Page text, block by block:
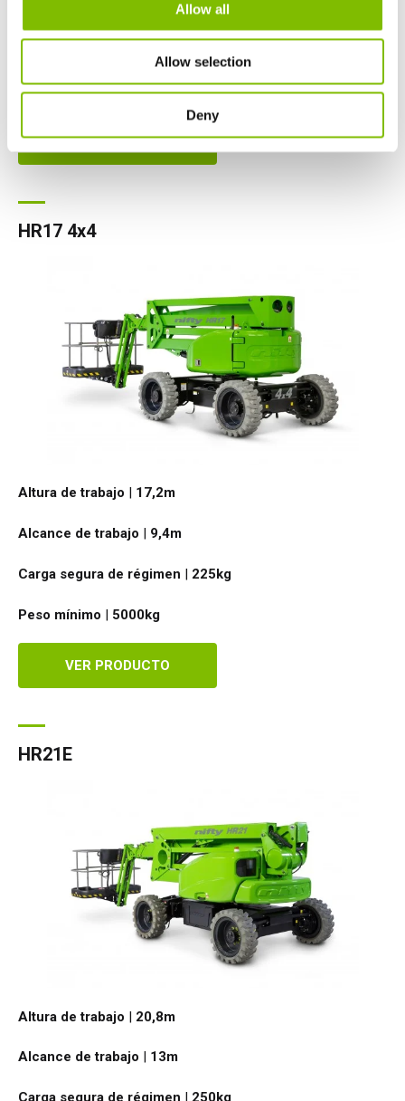
Allow all
Allow selection
Deny
m
Peso mínimo|4970kg
VER PRODUCTO
HR17 4x4
Altura de trabajo | 17,2m
Alcance de trabajo | 9,4m
Carga segura de régimen | 225kg
Peso mínimo | 5000kg
VER PRODUCTO
HR21E
Altura de trabajo | 20,8m
Alcance de trabajo | 13m
Carga segura de régimen | 250kg